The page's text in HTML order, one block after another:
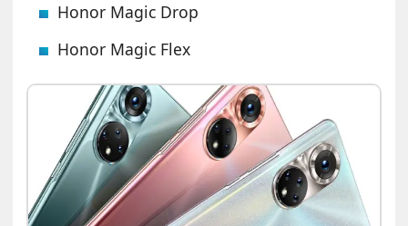
Honor Magic Drop
Honor Magic Flex